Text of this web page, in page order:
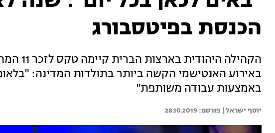
הכנסת בפיטסבורג
הקהילה
באירוע האנטישמי הקשה ביותר בתולדות המדינה:
באמצעות עבודה משותפת"
יוסף ישראל | 28.10.2019